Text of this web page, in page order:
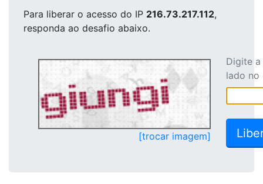
Para liberar o acesso do IP 216.73.217.112,
responda ao desafio abaixo.
[trocar imagem]
Digite
lado no